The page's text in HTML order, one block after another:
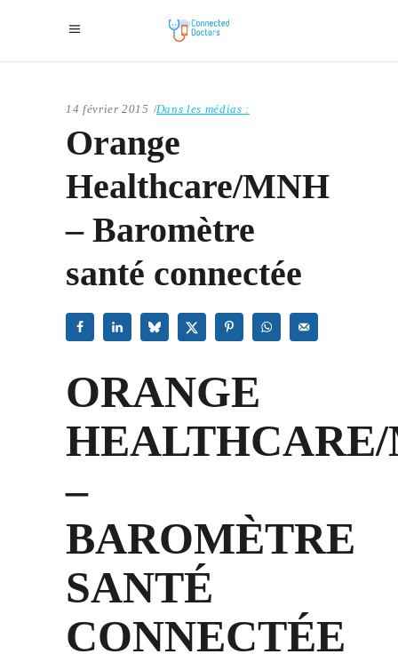
14 février 2015 Dans les médias :
Orange
Healthcare/MNH
– Baromètre
santé connectée
ORANGE
–
BAROMÈTRE
SANTÉ
CONNECTÉE